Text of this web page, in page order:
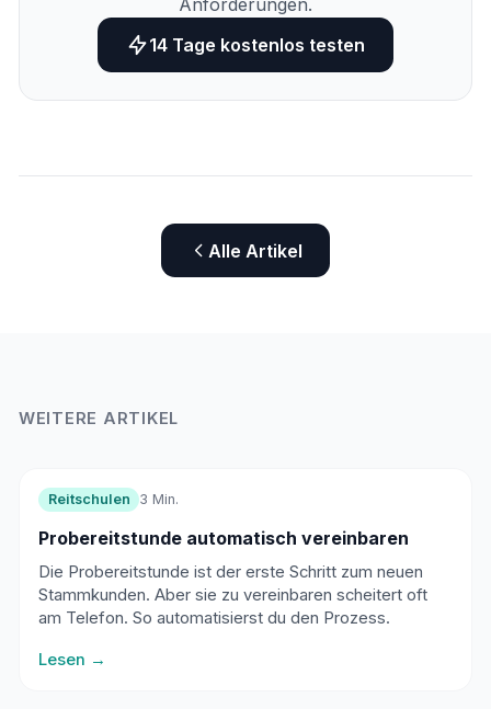
Anforderungen.
14 Tage kostenlos testen
Alle Artikel
WEITERE ARTIKEL
Reitschulen 3 Min.
Probereitstunde automatisch vereinbaren
Die Probereitstunde ist der erste Schritt zum neuen
Stammkunden. Aber sie zu vereinbaren scheitert oft
am Telefon. So automatisierst du den Prozess.
Lesen →